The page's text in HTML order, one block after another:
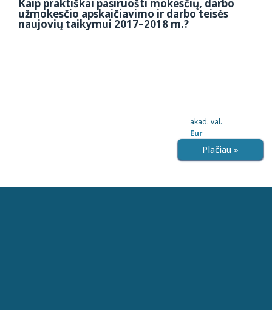
Kaip praktiškai pasiruošti mokesčių, darbo
užmokesčio apskaičiavimo ir darbo teisės
naujovių taikymui 2017–2018 m.?
akad. val.
Eur
Plačiau »